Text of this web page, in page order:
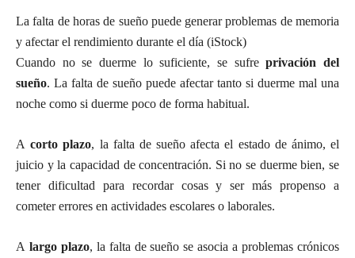
La falta de horas de sueño puede generar problemas de memoria
y afectar el rendimiento durante el día (iStock)
Cuando no se duerme lo suficiente, se sufreprivación del
sueño. La falta de sueño puede afectar tanto si duerme mal una
noche como si duerme poco de forma habitual.
Acorto plazo, la falta de sueño afecta el estado de ánimo, el
juicio y la capacidad de concentración. Si no se duerme bien, se
tener dificultad para recordar cosas y ser más propenso a
cometer errores en actividades escolares o laborales.
A largo plazo, la falta de sueño se asocia a problemas crónicos